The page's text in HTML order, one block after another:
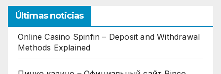
Últimas noticias
Online Casino Spinfin – Deposit and Withdrawal
Methods Explained